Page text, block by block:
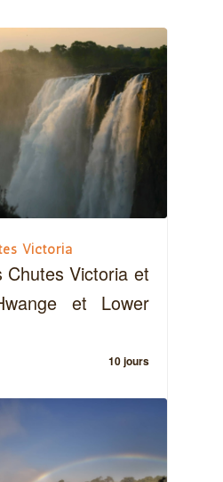
Victoria
Chutes Victoria et
et Lower
10 jours